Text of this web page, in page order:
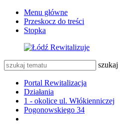
Menu główne
Przeskocz do treści
Stopka
szukaj
Portal Rewitalizacja
Działania
1 - okolice ul. Włókienniczej
Pogonowskiego 34